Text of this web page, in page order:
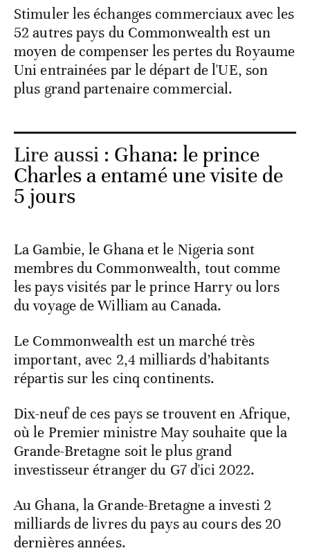
Stimuler les échanges commerciaux avec les
52 autres pays du Commonwealth est un
moyen de compenser les pertes du Royaume
Uni entrainées par le départ de l'UE, son
plus grand partenaire commercial.
Lire aussi : Ghana: le prince
Charles a entamé une visite de
5 jours
La Gambie, le Ghana et le Nigeria sont
membres du Commonwealth, tout comme
les pays visités par le prince Harry ou lors
du voyage de William au Canada.
Le Commonwealth est un marché très
important, avec 2,4 milliards d’habitants
répartis sur les cinq continents.
Dix-neuf de ces pays se trouvent en Afrique,
où le Premier ministre May souhaite que la
Grande-Bretagne soit le plus grand
investisseur étranger du G7 d'ici 2022.
Au Ghana, la Grande-Bretagne a investi 2
milliards de livres du pays au cours des 20
dernières années.